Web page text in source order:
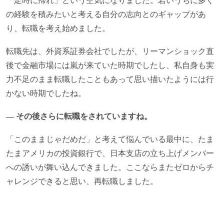
の経験を積みたいと考える自分の志向とのギャップがあ
り、転職を考え始めました。
転職先は、外資系証券会社でしたが、リーマンショック直
後で金融市場には嵐が来ていた時期でしたし、私自身も実
力不足のまま転職したこともあって思い描いたようには行
かない時期でしたね。
― その後さらに転職をされていますね。
「このままじゃだめだ」と考えて悩んでいる最中に、たま
たまアメリカの投資銀行で、日本支店の立ち上げメンバー
への誘いが舞い込んできました。ここならまたゼロからチ
ャレンジできると思い、再転職しました。